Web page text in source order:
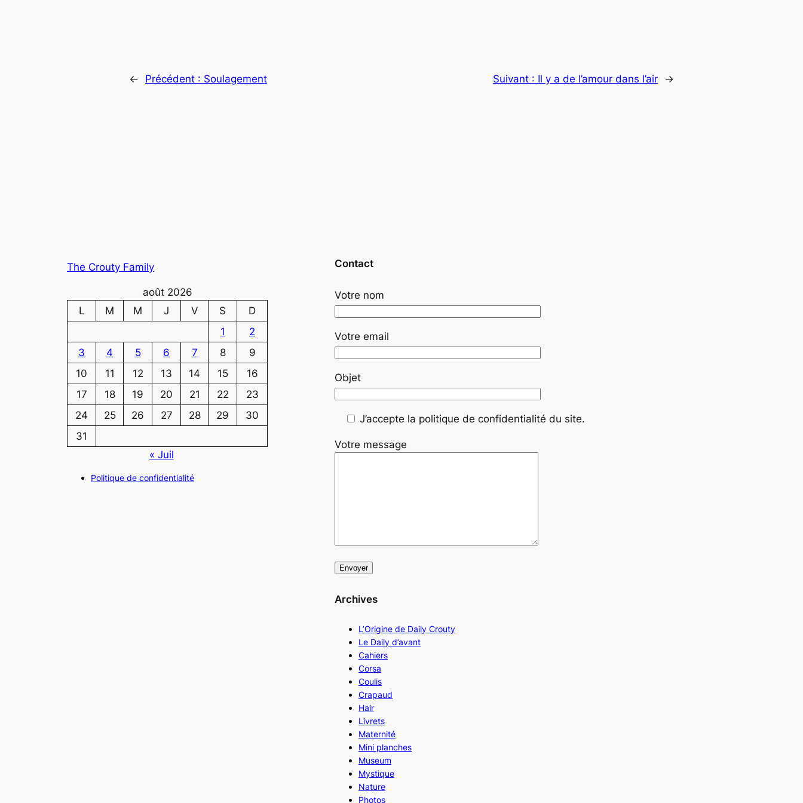
← Précédent : Soulagement Suivant : Il y a de l’amour dans l’air →
The Crouty Family
août 2026
L
M M J V S
D
1
2
3
4 5 6 7 8
9
10
11 12 13 14 15
16
17
18 19 20 21 22
23
24
25 26 27 28 29
30
31
« Juil
Politique de confidentialité
Contact
Votre nom
Votre email
Objet
J’accepte la politique de confidentialité du site.
Votre message
Archives
L’Origine de Daily Crouty
Le Daily d’avant
Cahiers
Corsa
Coulis
Crapaud
Hair
Livrets
Maternité
Mini planches
Museum
Mystique
Nature
Photos